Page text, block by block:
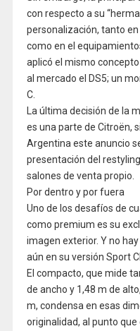
con respecto a su
personalización, tanto
como en el
aplicó el mismo
al mercado el DS5; un
C.
La última decisión de la
es una parte de Citroën,
Argentina este anuncio
presentación del
salones de venta propio.
Por dentro y por fuera
Uno de los desafíos de
como premium es su
imagen exterior. Y no
aún en su versión Sport
El compacto, que mide
de ancho y 1,48 m de
m, condensa en esas
originalidad, al punto